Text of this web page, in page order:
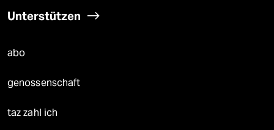
Unterstützen
abo
genossenschaft
taz zahl ich